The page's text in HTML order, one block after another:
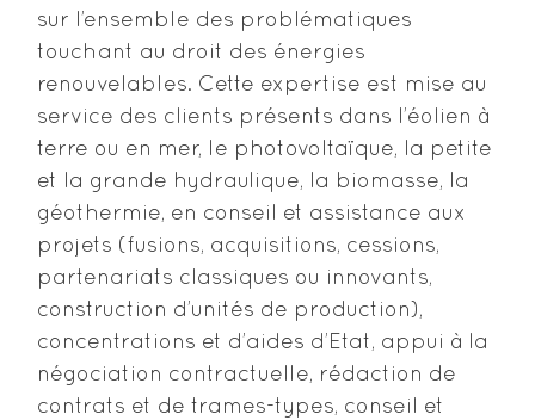
sur l’ensemble des problématiques
touchant au droit des énergies
renouvelables. Cette expertise est mise au
service des clients présents dans l’éolien à
terre ou en mer, le photovoltaïque, la petite
et la grande hydraulique, la biomasse, la
géothermie, en conseil et assistance aux
projets (fusions, acquisitions, cessions,
partenariats classiques ou innovants,
construction d’unités de production),
concentrations et d’aides d’Etat, appui à la
négociation contractuelle, rédaction de
contrats et de trames-types, conseil et